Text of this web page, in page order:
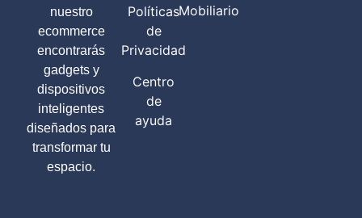
nuestro
ecommerce
encontrarás
gadgets y
dispositivos
inteligentes
diseñados para
transformar tu
espacio.
Políticas
de
Privacidad
Centro
de
ayuda
Mobiliario